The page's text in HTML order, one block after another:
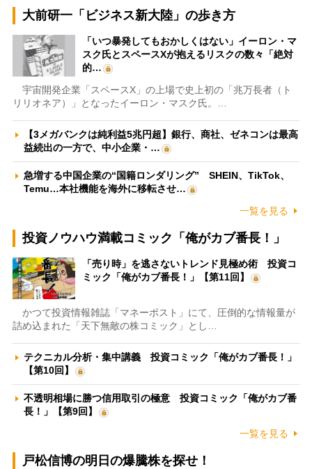
大前研一「ビジネス新大陸」の歩き方
「いつ暴発してもおかしくはない」イーロン・マ
スク氏とスペースXが抱えるリスクの数々「絶対
的…
宇宙開発企業「スペースX」の上場で史上初の「兆万長者（ト
リリオネア）」となったイーロン・マスク氏。…
【3メガバンクは純利益5兆円超】銀行、商社、ゼネコンは最高
益続出の一方で、中小企業・…
急増する中国企業の“国籍ロンダリング” SHEIN、TikTok、
Temu…本社機能を海外に移転させ…
一覧を見る
投資ノウハウ満載コミック「俺がカブ番長！」
「売り時」を逃さないトレンド見極め術 投資コ
ミック「俺がカブ番長！」【第11回】
かつて投資情報雑誌「マネーポスト」にて、圧倒的な情報量が
詰め込まれた「天下無敵の株コミック」とし…
テクニカル分析・集中講義 投資コミック「俺がカブ番長！」
【第10回】
不透明相場に勝つ信用取引の極意 投資コミック「俺がカブ番
長！」【第9回】
一覧を見る
戸松信博の明日の爆騰株を探せ！